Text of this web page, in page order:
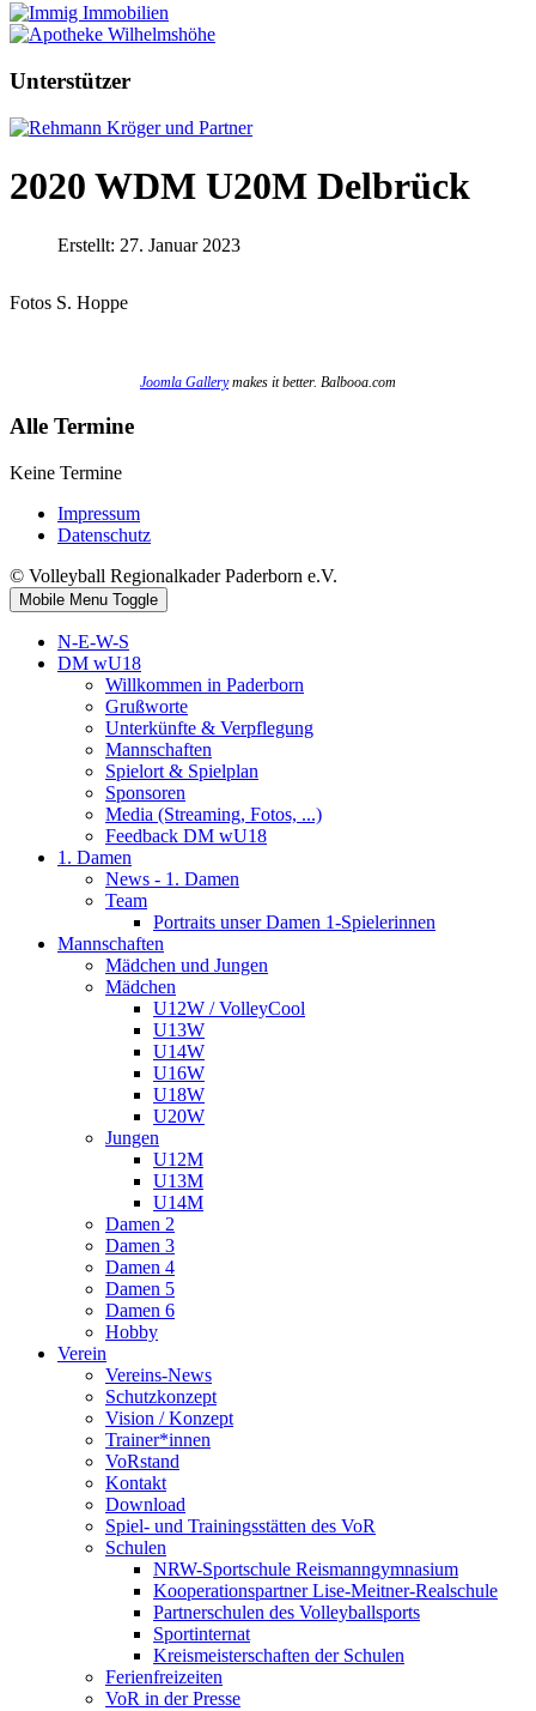
Unterstützer
2020 WDM U20M Delbrück
Erstellt: 27. Januar 2023
Fotos S. Hoppe
Joomla Gallerymakes it better. Balbooa.com
Alle Termine
Keine Termine
Impressum
Datenschutz
© Volleyball Regionalkader Paderborn e.V.
Mobile Menu Toggle
N-E-W-S
DM wU18
Willkommen in Paderborn
Grußworte
Unterkünfte & Verpflegung
Mannschaften
Spielort & Spielplan
Sponsoren
Media (Streaming, Fotos, ...)
Feedback DM wU18
1. Damen
News - 1. Damen
Team
Portraits unser Damen 1-Spielerinnen
Mannschaften
Mädchen und Jungen
Mädchen
U12W / VolleyCool
U13W
U14W
U16W
U18W
U20W
Jungen
U12M
U13M
U14M
Damen 2
Damen 3
Damen 4
Damen 5
Damen 6
Hobby
Verein
Vereins-News
Schutzkonzept
Vision / Konzept
Trainer*innen
VoRstand
Kontakt
Download
Spiel- und Trainingsstätten des VoR
Schulen
NRW-Sportschule Reismanngymnasium
Kooperationspartner Lise-Meitner-Realschule
Partnerschulen des Volleyballsports
Sportinternat
Kreismeisterschaften der Schulen
Ferienfreizeiten
VoR in der Presse